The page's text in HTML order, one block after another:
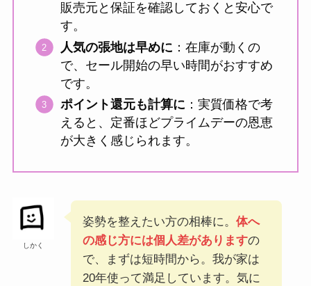
販売元と保証を確認しておくと安心で
す。
人気の張地は早めに ：在庫が動くの
で、セール開始の早い時間がおすすめ
です。
ポイント還元も計算に ：実質価格で考
えると、定番ほどプライムデーの恩恵
が大きく感じられます。
しかく
姿勢を整えたい方の相棒に。 体へ
の感じ方には個人差がありますの
で、まずは短時間から。我が家は
20年使って満足しています。気に